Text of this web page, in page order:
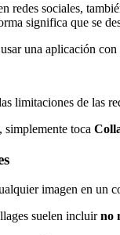
redes sociales,
significa que se
una aplicación
limitaciones de las
simplemente toca
imagen en un
suelen incluirno